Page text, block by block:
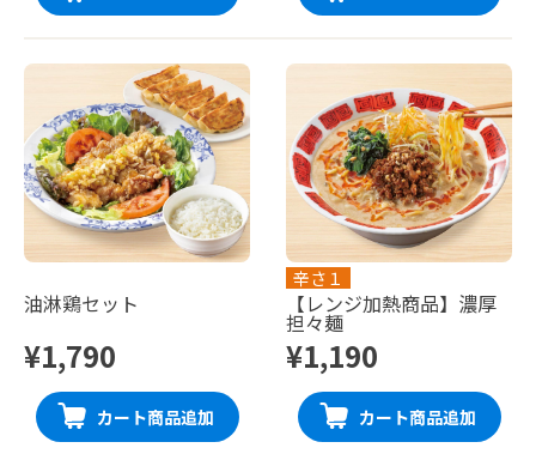
油淋鶏セット
¥1,790
カート商品追加
辛さ１
【レンジ加熱商品】濃厚
担々麺
¥1,190
カート商品追加